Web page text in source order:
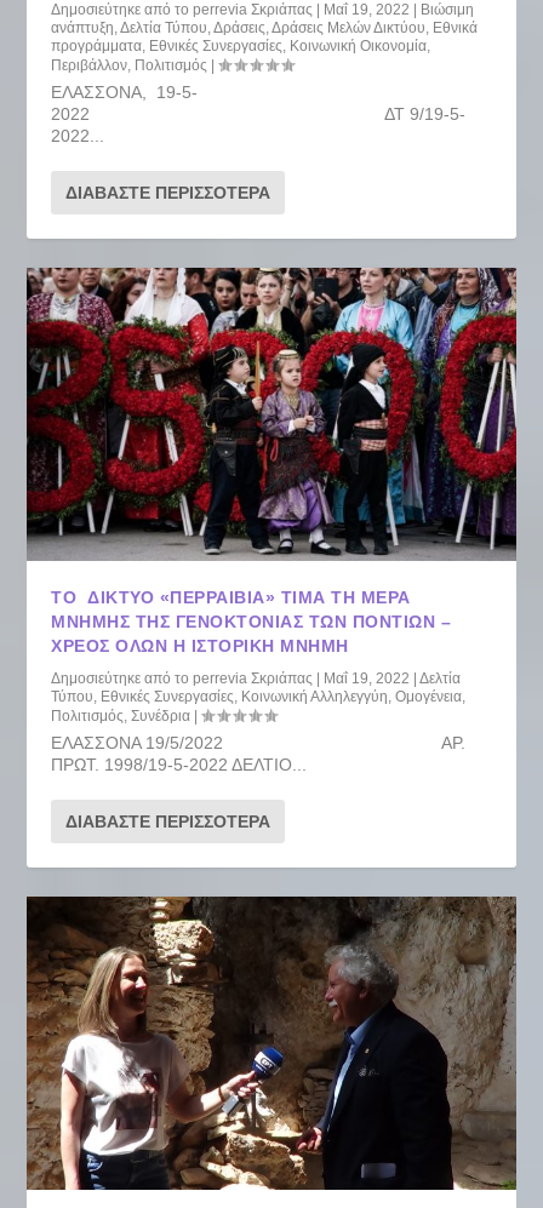
Δημοσιεύτηκε από τοperrevia Σκριάπας Μαΐ 19, 2022
Βιώσιμη
ανάπτυξη,Δελτία Τύπου,Δράσεις,Δράσεις Μελών Δικτύου, Εθνικά
προγράμματα, Εθνικές Συνεργασίες, Κοινωνική Οικονομία,
Περιβάλλον, Πολιτισμός |
ΕΛΑΣΣΟΝΑ, 19-5-
2022 ΔΤ 9/19-5-
2022...
ΔΙΑΒΆΣΤΕ ΠΕΡΙΣΣΌΤΕΡΑ
ΤΟ ΔΊΚΤΥΟ «ΠΕΡΡΑΙΒΙΑ» ΤΙΜΆ ΤΗ ΜΈΡΑ
ΜΝΉΜΗΣ ΤΗΣ ΓΕΝΟΚΤΟΝΊΑΣ ΤΩΝ ΠΟΝΤΊΩΝ –
ΧΡΈΟΣ ΌΛΩΝ Η ΙΣΤΟΡΙΚΉ ΜΝΉΜΗ
Δημοσιεύτηκε από τοperrevia Σκριάπας Μαΐ 19, 2022 |Δελτία
Τύπου, Εθνικές Συνεργασίες, Κοινωνική Αλληλεγγύη,Ομογένεια,
Πολιτισμός,Συνέδρια |
ΕΛΑΣΣΟΝΑ 19/5/2022 ΑΡ.
ΠΡΩΤ. 1998/19-5-2022 ΔΕΛΤΙΟ...
ΔΙΑΒΆΣΤΕ ΠΕΡΙΣΣΌΤΕΡΑ